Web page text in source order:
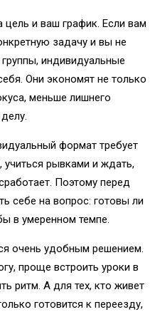
и ваш график. Если вам
задачу и вы не
индивидуальные
Они экономят не только
меньше лишнего
формат требует
учиться рывками и ждать,
Поэтому перед
себе на вопрос: готовы ли
в умеренном темпе.
очень удобным решением.
проще встроить уроки в
ритм. А для тех, кто живет
готовится к переезду,